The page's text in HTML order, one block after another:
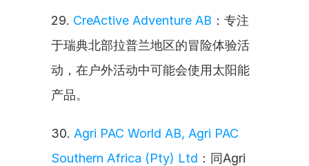
29. CreActive Adventure AB ：专注
于瑞典北部拉普兰地区的冒险体验活
动，在户外活动中可能会使用太阳能
产品。
30. Agri PAC World AB, Agri PAC
Southern Africa (Pty) Ltd ：同Agri